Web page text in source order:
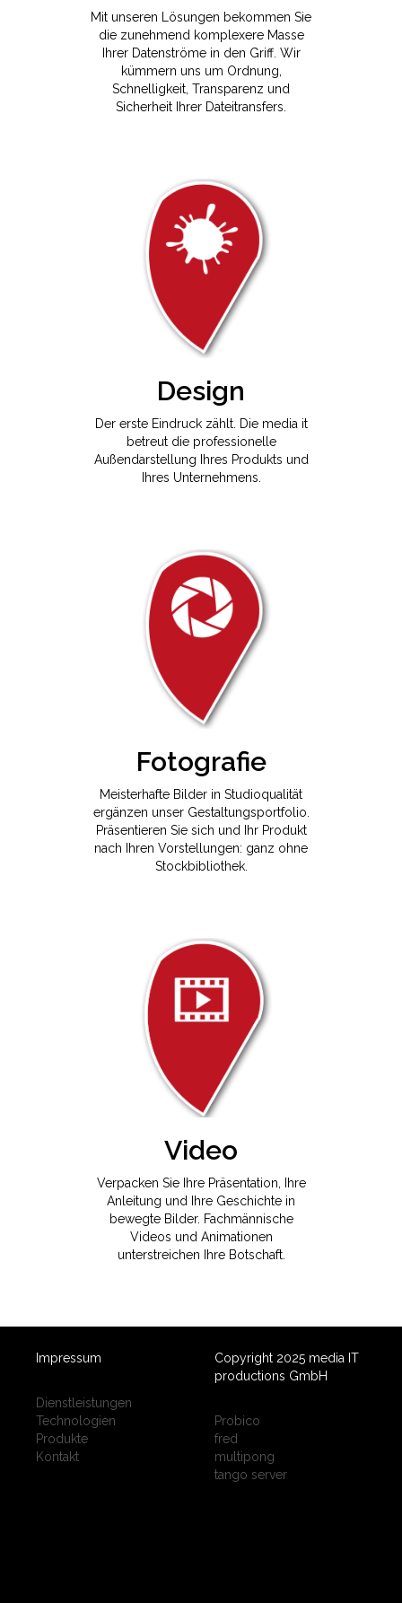
Mit unseren Lösungen bekommen Sie
die zunehmend komplexere Masse
Ihrer Datenströme in den Griff. Wir
kümmern uns um Ordnung,
Schnelligkeit, Transparenz und
Sicherheit Ihrer Dateitransfers.
Design
Der erste Eindruck zählt. Die media it
betreut die professionelle
Außendarstellung Ihres Produkts und
Ihres Unternehmens.
Fotografie
Meisterhafte Bilder in Studioqualität
ergänzen unser Gestaltungsportfolio.
Präsentieren Sie sich und Ihr Produkt
nach Ihren Vorstellungen: ganz ohne
Stockbibliothek.
Video
Verpacken Sie Ihre Präsentation, Ihre
Anleitung und Ihre Geschichte in
bewegte Bilder. Fachmännische
Videos und Animationen
unterstreichen Ihre Botschaft.
Impressum
Dienstleistungen
Technologien
Produkte
Kontakt
Copyright 2025 media IT
productions GmbH
Probico
fred
multipong
tango server